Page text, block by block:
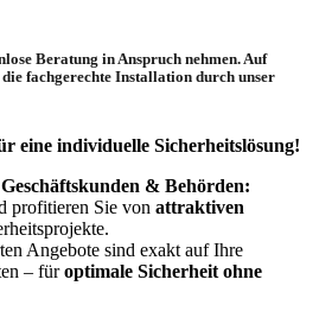
Beratung in Anspruch nehmen. Auf
die fachgerechte Installation durch unser
eine individuelle Sicherheitslösung!
& Behörden:
profitieren Sie von attraktiven
Angebote sind exakt auf Ihre
– füroptimale Sicherheit ohne